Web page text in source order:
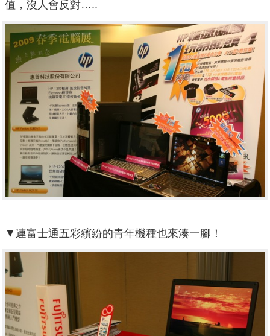
值，沒人會反對…..
▼連富士通五彩繽紛的青年機種也來湊一腳！